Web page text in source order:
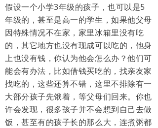
假设一个小学3年级的孩子，也可以是5
年级的，甚至是高一的学生，如果他父母
因特殊情况不在家，家里冰箱里没有吃
的，其它地方也没有现成可以吃的，他身
上也没有钱，你认为他会怎么办？他们可
能会有办法，比如借钱买吃的，找亲友家
找吃的，这些还算不错，这里不排除有一
大部分孩子先饿着，等父母们回来。你也
许会发现，很多孩子并不会想到自己去做
饭，甚至有的孩子长的那么大，连煮粥都